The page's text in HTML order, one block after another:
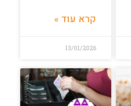
קרא עוד »
13/01/2026